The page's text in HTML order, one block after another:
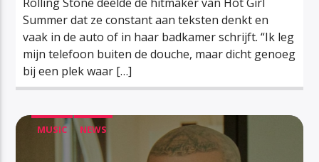
Summer dat ze constant aan teksten denkt en
vaak in de auto of in haar badkamer schrijft. “Ik leg
mijn telefoon buiten de douche, maar dicht genoeg
bij een plek waar […]
MUSIC NEWS